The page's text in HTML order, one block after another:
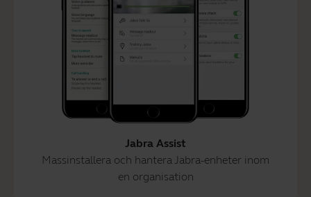
Jabra Assist
Massinstallera och hantera Jabra-enheter inom
en organisation